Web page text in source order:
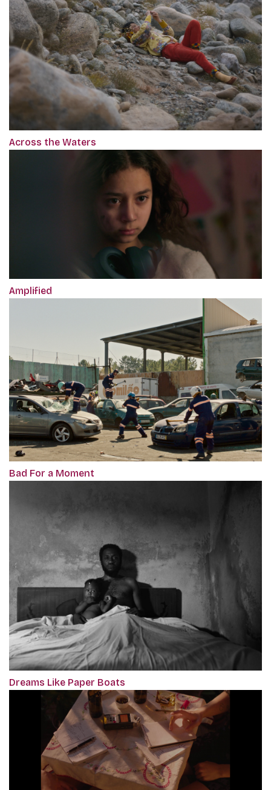
Across the Waters
Amplified
Bad For a Moment
Dreams Like Paper Boats